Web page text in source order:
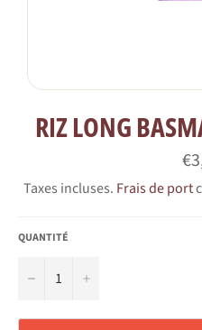
RIZ LONG
Taxes incluses. Frais de port
QUANTITÉ
− +